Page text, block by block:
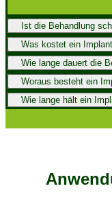
Ist die Behandlung
Was kostet ein
Wie lange dauert die
Woraus besteht ein
Wie lange hält ein